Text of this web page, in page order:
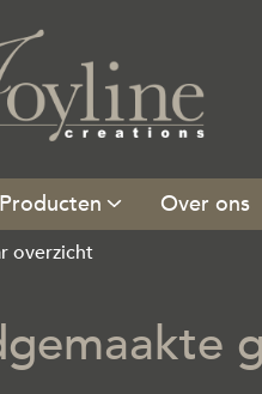
Producten Over ons
overzicht